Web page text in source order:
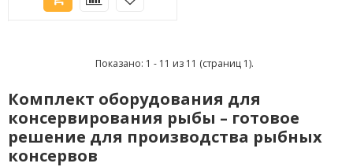
Показано: 1 - 11 из 11 (страниц 1).
Комплект оборудования для
консервирования рыбы – готовое
решение для производства рыбных
консервов